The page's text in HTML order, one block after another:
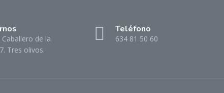
Caballero de la
Tres olivos.
Teléfono
634 81 50 60